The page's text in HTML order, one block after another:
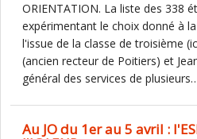
ORIENTATION. La liste des 338
expérimentant le choix donné à
l'issue de la classe de troisième
(ancien recteur de Poitiers) et
général des services de
Au JO du 1er au 5 avril :